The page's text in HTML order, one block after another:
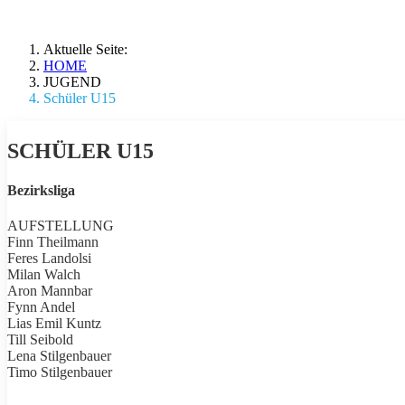
Aktuelle Seite:
HOME
JUGEND
Schüler U15
SCHÜLER U15
Bezirksliga
AUFSTELLUNG
Finn Theilmann
Feres Landolsi
Milan Walch
Aron Mannbar
Fynn Andel
Lias Emil Kuntz
Till Seibold
Lena Stilgenbauer
Timo Stilgenbauer